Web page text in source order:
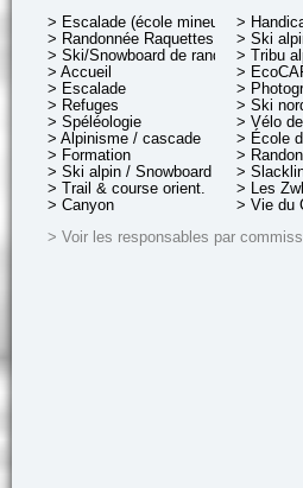
> Escalade (école mineurs)
> Randonnée Raquettes
> Ski/Snowboard de rando.
> Accueil
> Escalade
> Refuges
> Spéléologie
> Alpinisme / cascade
> Formation
> Ski alpin / Snowboard
> Trail & course orient.
> Canyon
>
> Ski
> Tribu
>
>
> Ski
> Vélo
> École
>
>
> Les
> Vie du
> Voir les responsables par